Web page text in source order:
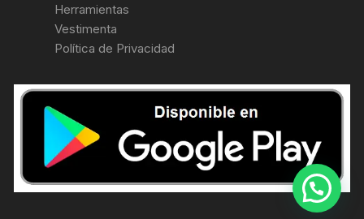
Herramientas
Vestimenta
Política de Privacidad